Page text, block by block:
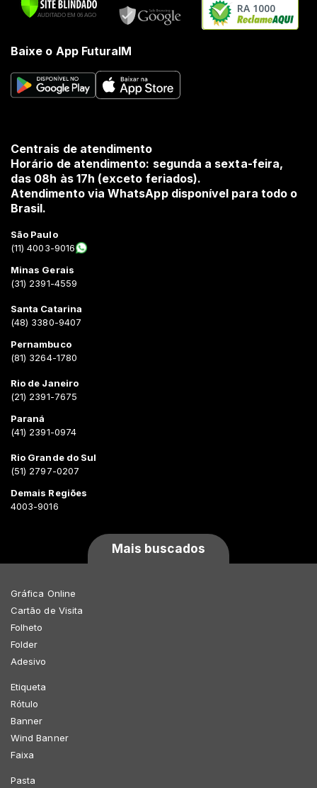
RA 1000
Baixe o App FuturaIM
Centrais de atendimento
Horário de atendimento: segunda a sexta-feira,
das 08h às 17h (exceto feriados).
Atendimento via WhatsApp disponível para todo o
Brasil.
São Paulo
(11) 4003-9016
Minas Gerais
(31) 2391-4559
Santa Catarina
(48) 3380-9407
Pernambuco
(81) 3264-1780
Rio de Janeiro
(21) 2391-7675
Paraná
(41) 2391-0974
Rio Grande do Sul
(51) 2797-0207
Demais Regiões
4003-9016
Mais buscados
Gráfica Online
Cartão de Visita
Folheto
Folder
Adesivo
Etiqueta
Rótulo
Banner
Wind Banner
Faixa
Pasta